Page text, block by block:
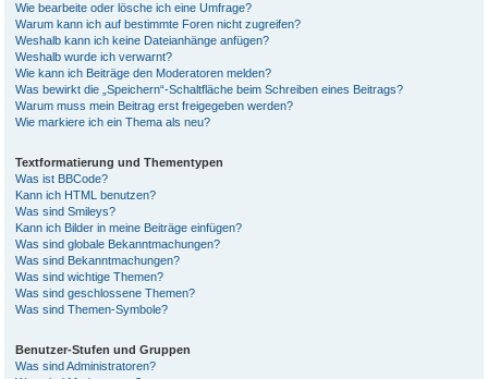
Wie bearbeite oder lösche ich eine Umfrage?
Warum kann ich auf bestimmte Foren nicht zugreifen?
Weshalb kann ich keine Dateianhänge anfügen?
Weshalb wurde ich verwarnt?
Wie kann ich Beiträge den Moderatoren melden?
Was bewirkt die „Speichern“-Schaltfläche beim Schreiben eines Beitrags?
Warum muss mein Beitrag erst freigegeben werden?
Wie markiere ich ein Thema als neu?
Textformatierung und Thementypen
Was ist BBCode?
Kann ich HTML benutzen?
Was sind Smileys?
Kann ich Bilder in meine Beiträge einfügen?
Was sind globale Bekanntmachungen?
Was sind Bekanntmachungen?
Was sind wichtige Themen?
Was sind geschlossene Themen?
Was sind Themen-Symbole?
Benutzer-Stufen und Gruppen
Was sind Administratoren?